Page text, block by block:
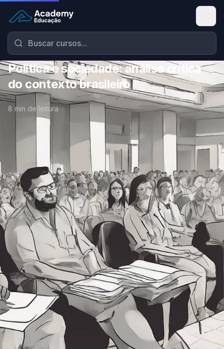
Academy Educação — Página Inicial
Política e sociedade: análise crítica
do contexto brasileiro
8 min de leitura